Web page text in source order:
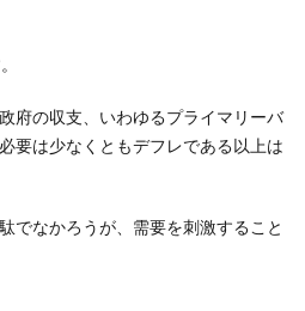
府の収支、いわゆるプライマリーバ
要は少なくともデフレである以上は
でなかろうが、需要を刺激すること